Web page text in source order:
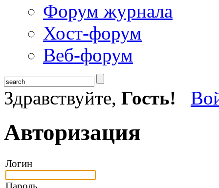
Форум журнала
Хост-форум
Веб-форум
Здравствуйте, Гость!
Авторизация
Логин